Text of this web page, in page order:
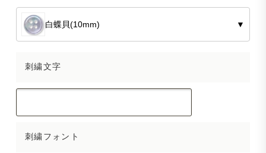
白蝶貝(10mm) ▼
刺繍文字
刺繍フォント